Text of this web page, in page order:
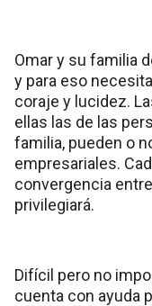
Omar y su familia
y para eso
coraje y lucidez.
ellas las de las
familia, pueden o
empresariales.
convergencia
privilegiará.
Difícil pero no
cuenta con ayuda